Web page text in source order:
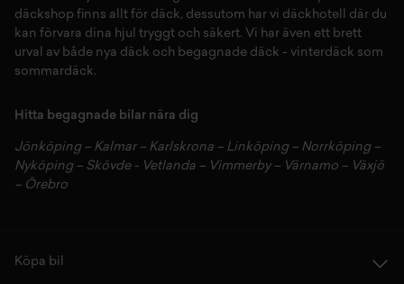
däckshop finns allt för däck, dessutom har vi däckhotell d är du
kan förvara dina hjul tryggt och säkert. Vi har även ett brett
urval av både nya däck och begagnade däck - vinterdäck som
sommardäck.
Hitta begagnade bilar nära dig
Jönköping– Kalmar – Karlskrona – Linköping– Norrköping–
Nyköping– Skövde- Vetlanda – Vimmerby– Värnamo – Växjö
– Örebro
Köpa bil